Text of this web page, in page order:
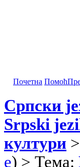
Почетна Помоћ
Српски
Srpski
култури >
e) > Тема: